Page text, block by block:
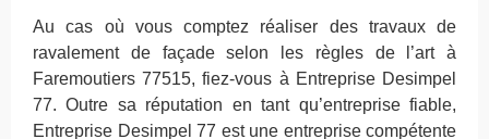
Au cas où vous comptez réaliser des travaux de
ravalement de façade selon les règles de l’art à
Faremoutiers 77515, fiez-vous à Entreprise Desimpel
77. Outre sa réputation en tant qu’entreprise fiable,
Entreprise Desimpel 77 est une entreprise compétente